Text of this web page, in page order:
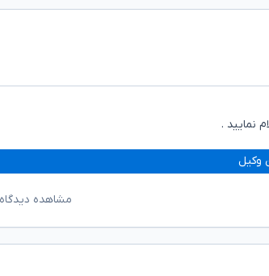
نمایید .
وکیل
مشاهده